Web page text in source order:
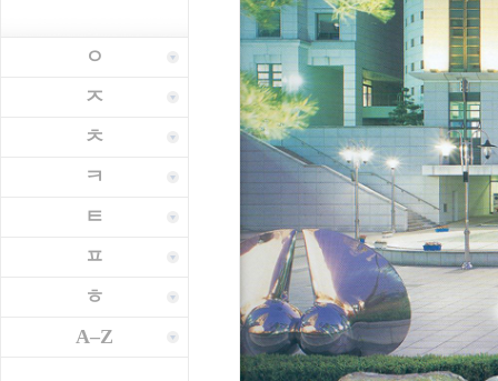
ㅇ
ㅈ
ㅊ
ㅋ
ㅌ
ㅍ
ㅎ
A–Z